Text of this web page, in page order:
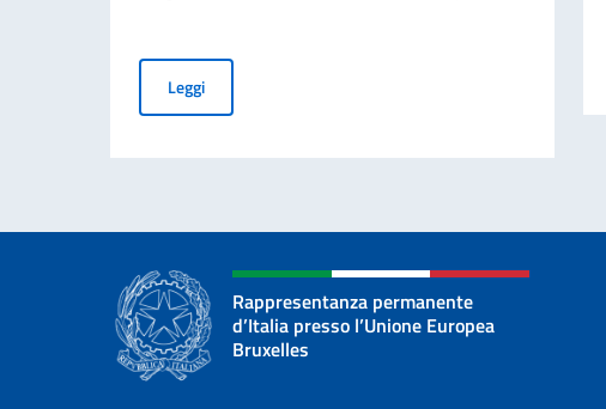
LeggiAssunzione di 1 impiegato a contratto da adibire ai
Rappresentanza permanente
d’Italia presso l’Unione Europea
Bruxelles